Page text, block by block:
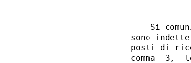
Si
sono
posti di
comma  3,